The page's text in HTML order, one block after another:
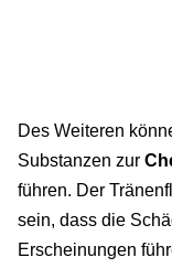
Des Weiteren
Substanzen zur
führen. Der
sein, dass die
Erscheinungen